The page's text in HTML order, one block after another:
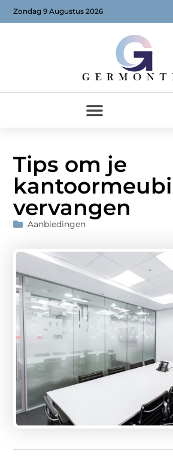
Zondag 9 Augustus 2026
Tips om je
vervangen
Aanbiedingen